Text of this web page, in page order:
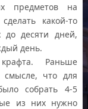
предметов на
какой-то
до десяти дней,
день.
Раньше
что для
собрать 4-5
из них нужно